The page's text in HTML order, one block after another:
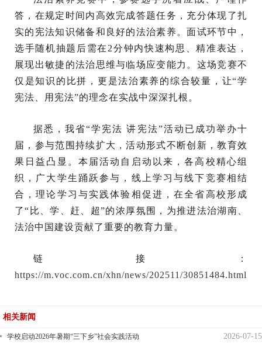
答，在规定时间内高效完成答题任务，充分体现了扎
实的宪法知识储备和良好的法治素养。面试环节中，
选手随机抽题后需在2分钟内快速构思、精准表达，
展现出敏捷的法治思维与临场应变能力。这场竞赛不
仅是知识的比拼，更是法治素养的综合较量，让“学
宪法、用宪法”的理念在实战中深深扎根。
据悉，我省“学宪法 讲宪法”活动已成功举办十
届，参与范围持续扩大，活动形式不断创新，教育效
果日益凸显。本届活动自启动以来，各高校精心组
织，广大学生踊跃参与，线上学习与线下竞赛相结
合，理论学习与实践体验相促进，在全省高校形成
了“比、学、赶、超”的浓厚氛围，为推进法治湖南、
法治中国建设贡献了重要的教育力量。
链接：
https://m.voc.com.cn/xhn/news/202511/30851484.html
相关新闻
2026-07-15
学校启动2026年暑期“三下乡”社会实践活动